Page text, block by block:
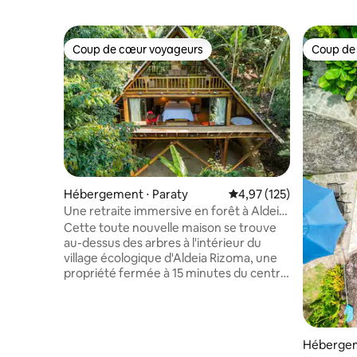
Coup de cœur voyageurs
Coup de cœur voyageurs
Hébergement ⋅ Paraty Évaluation moyenne
4,97 (125)
Une retraite immersive en forêt à Aldeia
Rizoma
Cette toute nouvelle maison se trouve
au-dessus des arbres à l'intérieur du
village écologique d'Aldeia Rizoma, une
propriété fermée à 15 minutes du centre
Coup
Coup